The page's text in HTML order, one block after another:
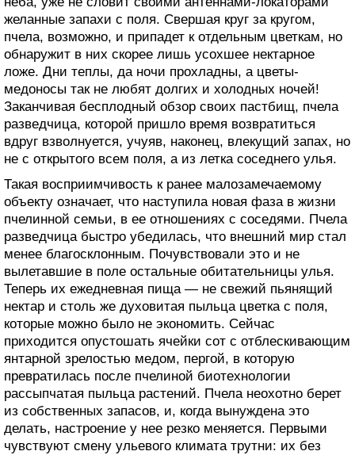
желанные запахи с поля. Свершая круг за кругом,
пчела, возможно, и припадет к отдельным цветкам, но
обнаружит в них скорее лишь усохшее нектарное
ложе. Дни теплы, да ночи прохладны, а цветы-
медоносы так не любят долгих и холодных ночей!
Заканчивая бесплодный обзор своих пастбищ, пчела
разведчица, которой пришло время возвратиться
вдруг взволнуется, учуяв, наконец, влекущий запах, но
не с открытого всем поля, а из летка соседнего улья.
Такая восприимчивость к ранее малозамечаемому
объекту означает, что наступила новая фаза в жизни
пчелинной семьи, в ее отношениях с соседями. Пчела
разведчица быстро убедилась, что внешний мир стал
менее благосклонным. Почувствовали это и не
вылетавшие в поле остальные обитательницы улья.
Теперь их ежедневная пища — не свежий пьянящий
нектар и столь же духовитая пыльца цветка с поля,
которые можно было не экономить. Сейчас
приходится опустошать ячейки сот с отблескивающим
янтарной зрелостью медом, пергой, в которую
превратилась после пчелиной биотехнологии
рассыпчатая пыльца растений. Пчела неохотно берет
из собственных запасов, и, когда вынуждена это
делать, настроение у нее резко меняется. Первыми
чувствуют смену ульевого климата трутни: их без